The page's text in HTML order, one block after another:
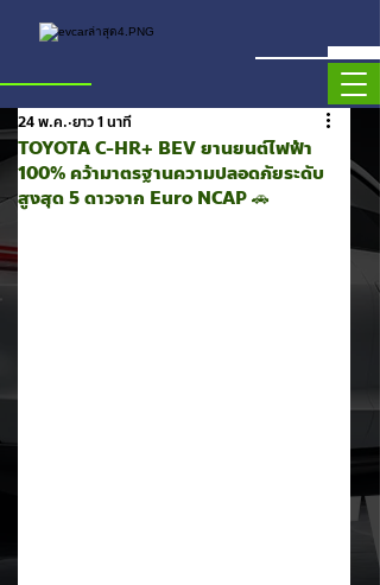
TOYOTA C-HR+ BEV ยานยนต์ไฟฟ้า
100% คว้ามาตรฐานความปลอดภัยระดับ
สูงสุด 5 ดาวจาก Euro NCAP 🚗
24 พ.ค. ยาว 1 นาที